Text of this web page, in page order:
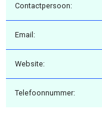
Contactpersoon:
Email:
Website:
Telefoonnummer: